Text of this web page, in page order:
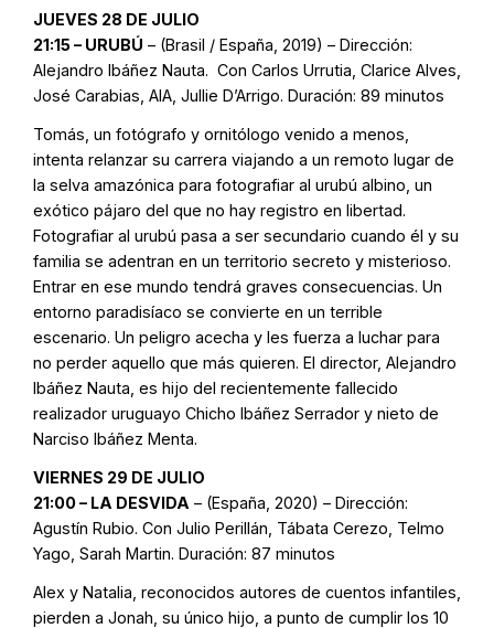
JUEVES 28 DE JULIO
21:15 – URUBÚ – (Brasil / España, 2019) – Dirección:
Alejandro Ibáñez Nauta. Con Carlos Urrutia, Clarice Alves,
José Carabias, AIA, Jullie D’Arrigo. Duración: 89 minutos
Tomás, un fotógrafo y ornitólogo venido a menos,
intenta relanzar su carrera viajando a un remoto lugar de
la selva amazónica para fotografiar al urubú albino, un
exótico pájaro del que no hay registro en libertad.
Fotografiar al urubú pasa a ser secundario cuando él y su
familia se adentran en un territorio secreto y misterioso.
Entrar en ese mundo tendrá graves consecuencias. Un
entorno paradisíaco se convierte en un terrible
escenario. Un peligro acecha y les fuerza a luchar para
no perder aquello que más quieren. El director, Alejandro
Ibáñez Nauta, es hijo del recientemente fallecido
realizador uruguayo Chicho Ibáñez Serrador y nieto de
Narciso Ibáñez Menta.
VIERNES 29 DE JULIO
21:00 – LA DESVIDA – (España, 2020) – Dirección:
Agustín Rubio. Con Julio Perillán, Tábata Cerezo, Telmo
Yago, Sarah Martin. Duración: 87 minutos
Alex y Natalia, reconocidos autores de cuentos infantiles,
pierden a Jonah, su único hijo, a punto de cumplir los 10